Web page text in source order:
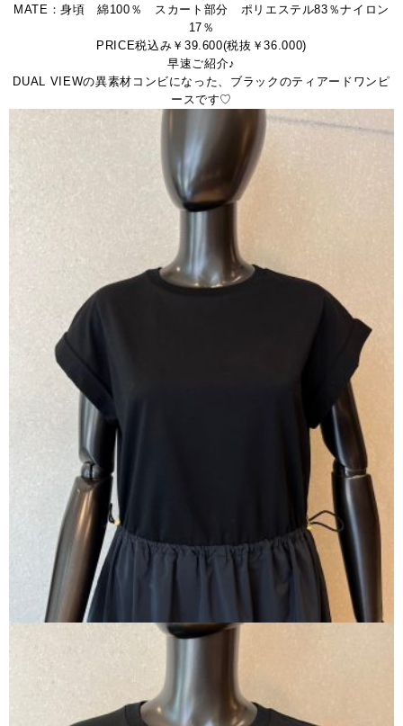
MATE：身頃 綿100％ スカート部分 ポリエステル83％ナイロン
17％
PRICE税込み￥39.600(税抜￥36.000)
早速ご紹介♪
DUAL VIEWの異素材コンビになった、ブラックのティアードワンピ
ースです♡